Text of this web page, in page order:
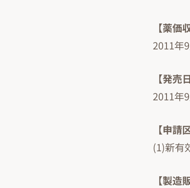
【薬価
2011年
【発売
2011年
【申請
(1)新有
【製造